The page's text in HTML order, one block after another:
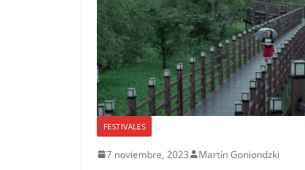
FESTIVALES
7 noviembre, 2023 Martín Goniondzki